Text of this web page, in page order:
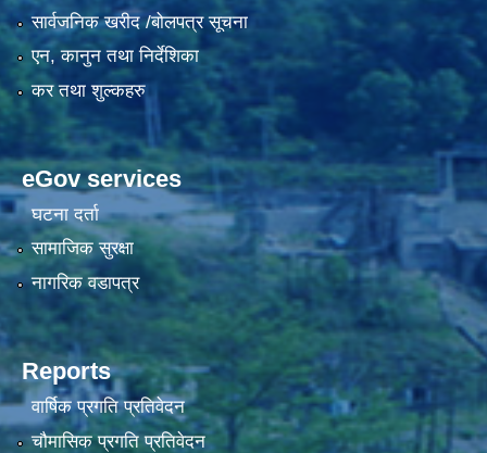
सार्वजनिक खरीद /बोलपत्र सूचना
एन, कानुन तथा निर्देशिका
कर तथा शुल्कहरु
eGov services
घटना दर्ता
सामाजिक सुरक्षा
नागरिक वडापत्र
Reports
वार्षिक प्रगति प्रतिवेदन
चौमासिक प्रगति प्रतिवेदन